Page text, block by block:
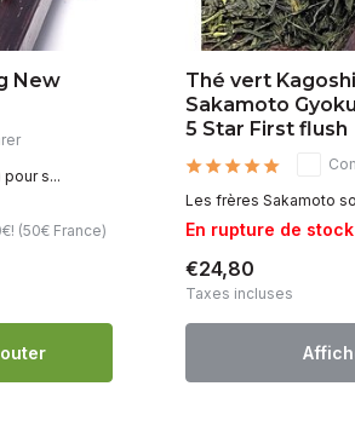
New
s...
(50€ France)
Thé vert
Sakamoto
5 Star First flush
Les frères Sakamoto
En rupture de stock
€24,80
Taxes incluses